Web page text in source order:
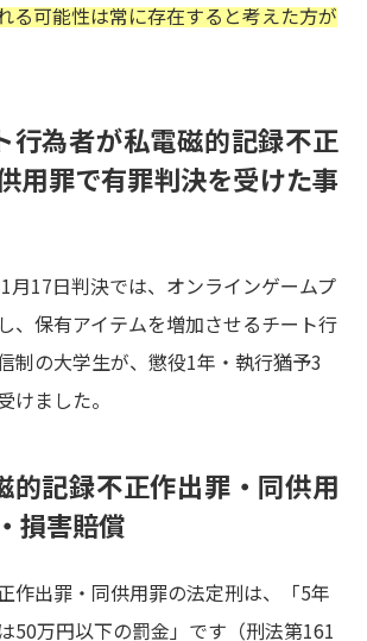
る可能性は常に存在すると考えた方が
行為者が私電磁的記録不正
用罪で有罪判決を受けた事
月17日判決では、オンラインゲームプ
、保有アイテムを増加させるチート行
制の大学生が、懲役1年・執行猶予3
けました。
的記録不正作出罪・同供用
損害賠償
作出罪・同供用罪の法定刑は、「5年
50万円以下の罰金」です（刑法第161